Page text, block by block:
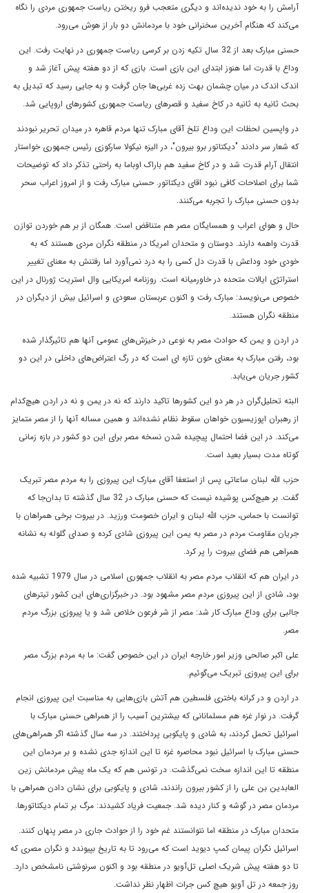
آرامش را به خود ندیده‌اند و دیگری متعجب فرو ریختن ریاست جمهوری مردی را نگاه
می‌کند که هنگام آخرین سخنرانی خود با مردمانش دو بار از هوش می‌رود.
حسنی مبارک بعد از 32 سال تکیه زدن بر کرسی ریاست جمهوری در نهایت رفت. این
وداع با قدرت اما هنوز ابتدای این بازی است. بازی که از دو هفته پیش آغاز شد و
اندک اندک در میان چشمان بهت زده غربی‌ها جان گرفت و به جایی رسید که تبدیل به
بحث ثانیه به ثانیه در کاخ سفید و قصرهای ریاست جمهوری کشورهای اروپایی شد.
در واپسین لحظات این وداع تلخ آقای مبارک تنها مردم قاهره در میدان تحریر نبودند
که شعار سر دادند "دیکتاتور برو بیرون"، در الیزه نیکولا سارکوزی رئیس جمهوری خواستار
انتقال آرام قدرت شد و در کاخ سفید هم باراک اوباما به راحتی تذکر داد که توضیحات
شما برای اصلاحات کافی نبود اقای دیکتاتور. حسنی مبارک رفت و از امروز اعراب سحر
بدون حسنی مبارک را تجربه می‌کنند.
حال و هوای اعراب و همسایگان مصر هم متناقض است. همگان از بر هم خوردن توازن
قدرت واهمه دارند. دوستان و متحدان امریکا در منطقه نگران مردی هستند که به
خودی خود وداعش با قدرت دل کسی را به درد نمی‌آورد اما رفتنش به معنای تغییر
استراتژی ایالات متحده در خاورمیانه است. روزنامه امریکایی وال استریت ژورنال در این
خصوص می‌نویسد: مبارک رفت و اکنون عربستان سعودی و اسرائیل بیش از دیگران در
منطقه نگران هستند.
در اردن و یمن که حوادث مصر به نوعی در خیزش‌های عمومی‌ آنها هم تاثیرگذار شده
بود، رفتن مبارک به معنای خون تازه ای است که در رگ اعتراض‌های داخلی در این دو
کشور جریان می‌یابد.
البته تحلیل‌گران در هر دو این کشورها تاکید دارند که نه در یمن و نه در اردن هیچ‌کدام
از رهبران اپوزیسیون خواهان سقوط نظام نشده‌اند و همین مساله آنها را از مصر متمایز
می‌کند. در این فضا احتمال پیچیده شدن نسخه مصر برای این دو کشور در بازه زمانی
کوتاه مدت بسیار بعید است.
حزب الله لبنان ساعاتی پس از استعفا آقای مبارک این پیروزی را به مردم مصر تبریک
گفت. بر هیچ‌کس پوشیده نیست که حسنی مبارک در 32 سال گذشته تا بدان‌جا که
توانست با حماس، حزب الله لبنان و ایران خصومت ورزید. در بیروت برخی همراهان با
جریان مقاومت مردم در مصر به یمن این پیروزی شادی کرده و صدای گلوله به نشانه
همراهی هم فضای بیروت را پر کرد.
در ایران هم که انقلاب مردم مصر به انقلاب جمهوری اسلامی ‌در سال 1979 تشبیه شده
بود، شادی از این پیروزی مردم مصر مشهود بود. در خبرگزاری‌های این کشور تیترهای
جالبی برای وداع مبارک کار شد: مصر از شر فرعون خلاص شد و یا پیروزی بزرگ مردم
مصر.
علی اکبر صالحی وزیر امور خارجه ایران در این خصوص گفت: ما به مردم بزرگ مصر
برای این پیروزی تبریک می‌گوئیم.
در اردن و در کرانه باختری فلسطین هم آتش بازی‌هایی به مناسبت این پیروزی انجام
گرفت. در نوار غزه هم مسلمانانی که بیشترین آسیب را از همراهی حسنی مبارک با
اسرائیل تحمل کردند، به شادی و پایکوبی پرداختند. در سه سال گذشته اگر همراهی‌های
حسنی مبارک با اسرائیل نبود محاصره غزه تا این اندازه جدی نشده و بر مردمان این
منطقه تا این اندازه سخت نمی‌گذشت. در تونس هم که یک ماه پیش مردمانش زین
العابدین بن علی را از کشور بیرون راندند، شادی و پایکوبی برای نشان دادن همراهی با
مردمان مصر در گوشه و کنار دیده شد. جمعیت فریاد کشیدند: مرگ بر تمام دیکتاتورها.
متحدان مبارک در منطقه اما نتوانستند غم خود را از حوادث جاری در مصر پنهان کنند.
اسرائیل نگران پیمان کمپ دیوید است که می‌رود تا به تاریخ بپیوندد و نگران مصری که
تا دو هفته پیش شریک اصلی تل‌آویو در منطقه بود و اکنون سرنوشتی نامشخص دارد.
روز جمعه در تل آویو هیچ کس جرات اظهار نظر نداشت.